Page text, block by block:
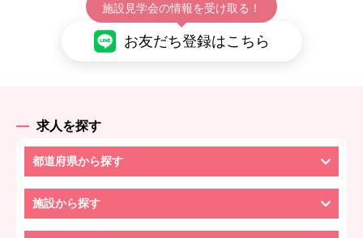
施設見学会の情報を受け取る！
お友だち登録はこちら
求人を探す
都道府県から探す
施設から探す